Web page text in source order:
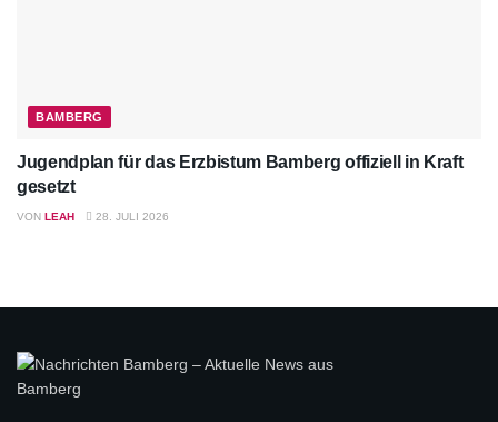
BAMBERG
Jugendplan für das Erzbistum Bamberg offiziell in Kraft
gesetzt
VON LEAH 28. JULI 2026